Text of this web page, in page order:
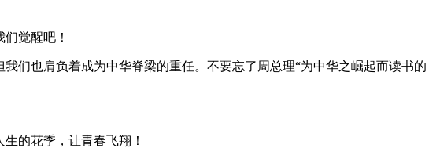
觉醒吧！
们也肩负着成为中华脊梁的重任。不要忘了周总理“为中华之崛起而读书的
的花季，让青春飞翔！